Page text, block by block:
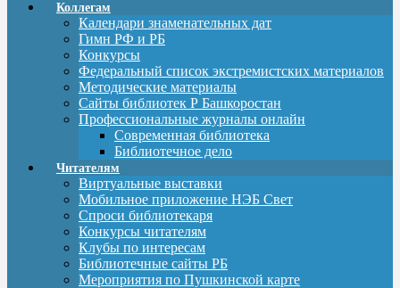
Коллегам
Календари знаменательных дат
Гимн РФ и РБ
Конкурсы
Федеральный список экстремистских материалов
Методические материалы
Сайты библиотек Р Башкоростан
Профессиональные журналы онлайн
Современная библиотека
Библиотечное дело
Читателям
Виртуальные выставки
Мобильное приложение НЭБ Свет
Спроси библиотекаря
Конкурсы читателям
Клубы по интересам
Библиотечные сайты РБ
Мероприятия по Пушкинской карте